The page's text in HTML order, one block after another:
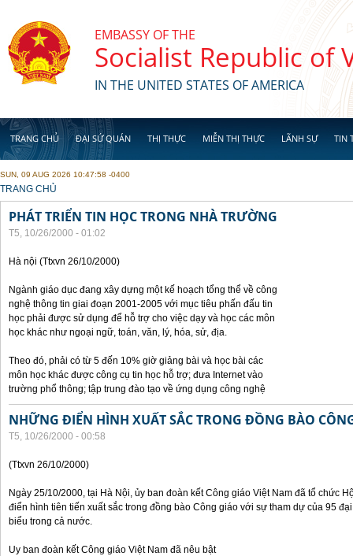
EMBASSY OF THE
Socialist Republic of
IN THE UNITED STATES OF AMERICA
TRANG CHỦ ĐẠI SỨ QUÁN THỊ THỰC MIỄN THỊ THỰC LÃNH SỰ TIN
SUN, 09 AUG 2026 10:47:58 -0400
YOU ARE HERE
TRANG CHỦ
PHÁT TRIỂN TIN HỌC TRONG NHÀ TRƯỜNG
T5, 10/26/2000 - 01:02
Hà nội (Ttxvn 26/10/2000)
Ngành giáo dục đang xây dựng một kế hoạch tổng thể về công
nghệ thông tin giai đoạn 2001-2005 với mục tiêu phấn đấu tin
học phải được sử dụng để hỗ trợ cho việc dạy và học các môn
học khác như ngoại ngữ, toán, văn, lý, hóa, sử, địa.
Theo đó, phải có từ 5 đến 10% giờ giảng bài và học bài các
môn học khác được công cụ tin học hỗ trợ; đưa Internet vào
trường phổ thông; tập trung đào tạo về ứng dụng công nghệ
NHỮNG ĐIỂN HÌNH XUẤT SẮC TRONG ĐỒNG BÀO
T5, 10/26/2000 - 00:58
(Ttxvn 26/10/2000)
Ngày 25/10/2000, tại Hà Nội, ủy ban đoàn kết Công giáo Việt Nam đã tổ chức
điển hình tiên tiến xuất sắc trong đồng bào Công giáo với sự tham dự của 95
biểu trong cả nước.
Uy ban đoàn kết Công giáo Việt Nam đã nêu bật